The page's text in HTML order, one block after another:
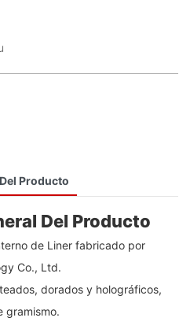
Producto
Del Producto
de Liner fabricado por
Co., Ltd.
dorados y holográficos,
gramismo.